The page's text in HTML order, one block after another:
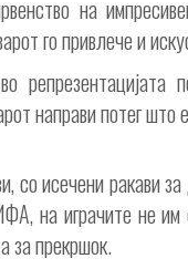
на
го привлече и
направи потег
со исечени ракави
на играчите не им
за прекршок.